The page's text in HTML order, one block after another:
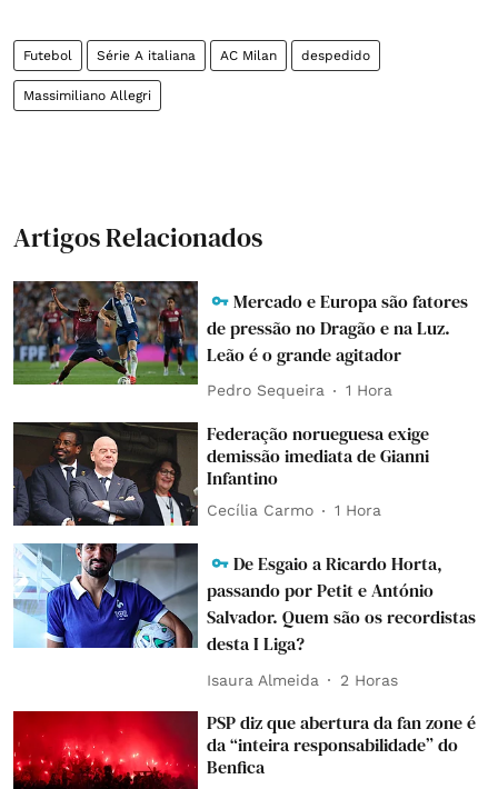
Futebol Série A italiana AC Milan despedido
Massimiliano Allegri
Artigos Relacionados
Mercado e Europa são fatores
de pressão no Dragão e na Luz.
Leão é o grande agitador
Pedro Sequeira 1 Hora
Federação norueguesa exige
demissão imediata de Gianni
Infantino
Cecília Carmo 1 Hora
De Esgaio a Ricardo Horta,
passando por Petit e António
Salvador. Quem são os recordistas
desta I Liga?
Isaura Almeida 2 Horas
PSP diz que abertura da fan zone é
da “inteira responsabilidade” do
Benfica